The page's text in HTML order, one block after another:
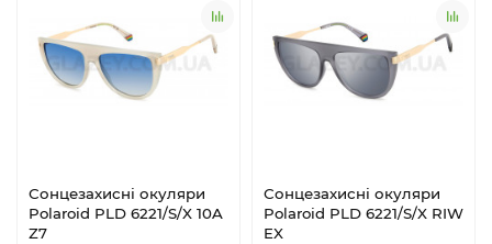
Сонцезахисні окуляри
Polaroid PLD 6221/S/X 10A
Z7
Сонцезахисні окуляри
Polaroid PLD 6221/S/X RIW
EX